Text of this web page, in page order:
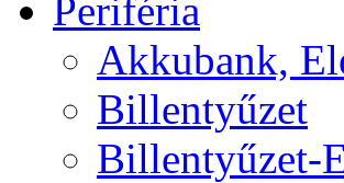
Periféria
Akkubank,
Billentyűzet
Billentyűzet-